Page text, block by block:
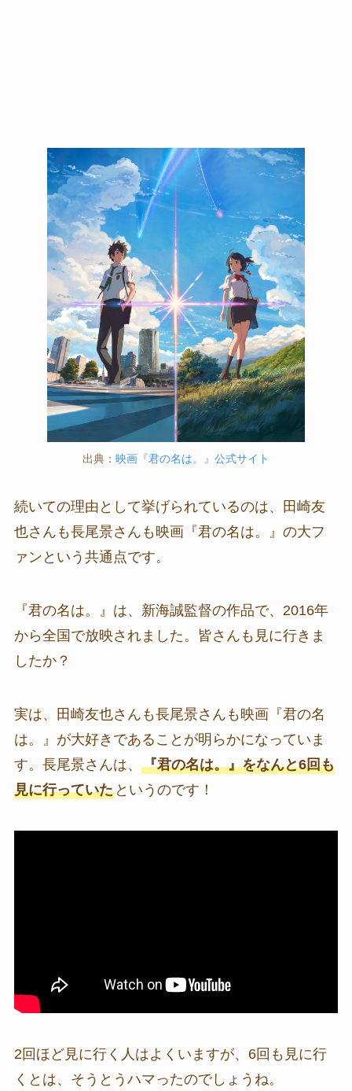
出典： 映画『君の名は。』公式サイト
続いての理由として挙げられているのは、田崎友
也さんも長尾景さんも映画『君の名は。』の大フ
ァンという共通点です。
『君の名は。』は、新海誠監督の作品で、2016年
から全国で放映されました。皆さんも見に行きま
したか？
実は、田崎友也さんも長尾景さんも映画『君の名
は。』が大好きであることが明らかになっていま
す。長尾景さんは、 『君の名は。』をなんと6回も
見に行っていたというのです！
2回ほど見に行く人はよくいますが、6回も見に行
くとは、そうとうハマったのでしょうね。